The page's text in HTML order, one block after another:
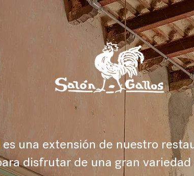
es una extensión de nuestro
disfrutar de una gran